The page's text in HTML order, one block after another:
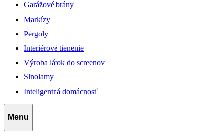
Garážové brány
Markízy
Pergoly
Interiérové tienenie
Výroba látok do screenov
Slnolamy
Inteligentná domácnosť
Menu